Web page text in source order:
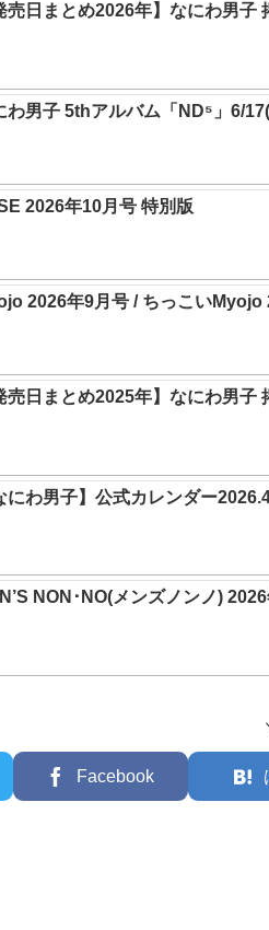
売日まとめ2026年】なにわ男
わ男子 5thアルバム「ND⁵」6/
2026年10月号 特別版
2026年9月号 / ちっこいMyojo
売日まとめ2025年】なにわ男
にわ男子】公式カレンダー
NON･NO(メンズノンノ)
Facebook